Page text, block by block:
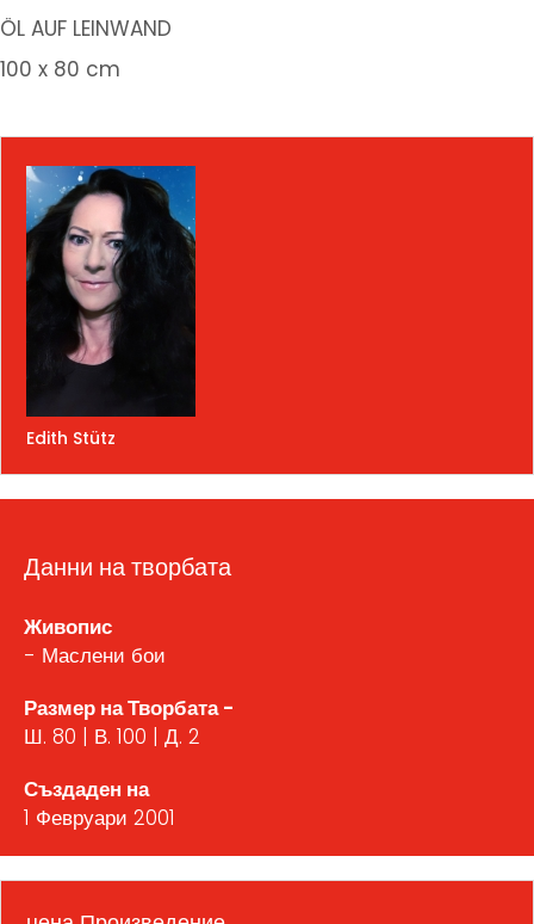
ÖL AUF LEINWAND
100 x 80 cm
Edith Stütz
Данни на творбата
Живопис
- Маслени бои
Размер на Творбата -
Ш. 80 | В. 100 | Д. 2
Създаден на
1 Февруари 2001